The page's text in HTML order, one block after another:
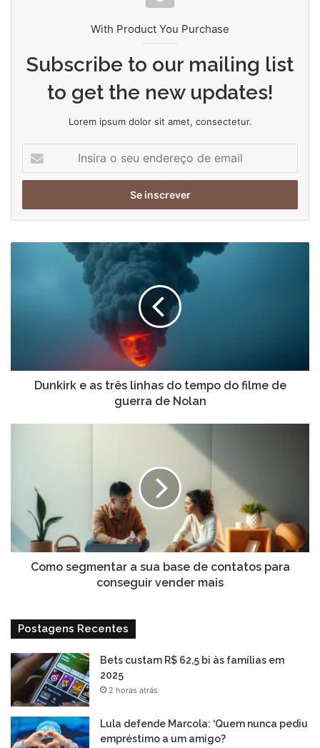
With Product You Purchase
Subscribe to our mailing list
to get the new updates!
Lorem ipsum dolor sit amet, consectetur.
seu
de
filme
Dunkirk e as três linhas do tempo do filme de
guerra de Nolan
contatos
para
conseguir
venderComo segmentar a sua base de contatos para
conseguir vender mais
Postagens Recentes
Bets custam R$ 62,5 bi às famílias em
2025
2 horas atrás
Lula defende Marcola: ‘Quem nunca pediu
empréstimo a um amigo?